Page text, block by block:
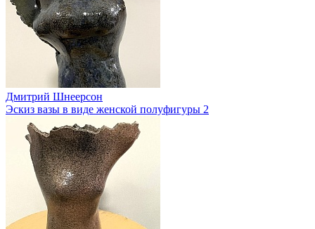
Дмитрий Шнеерсон
Эскиз вазы в виде женской полуфигуры 2